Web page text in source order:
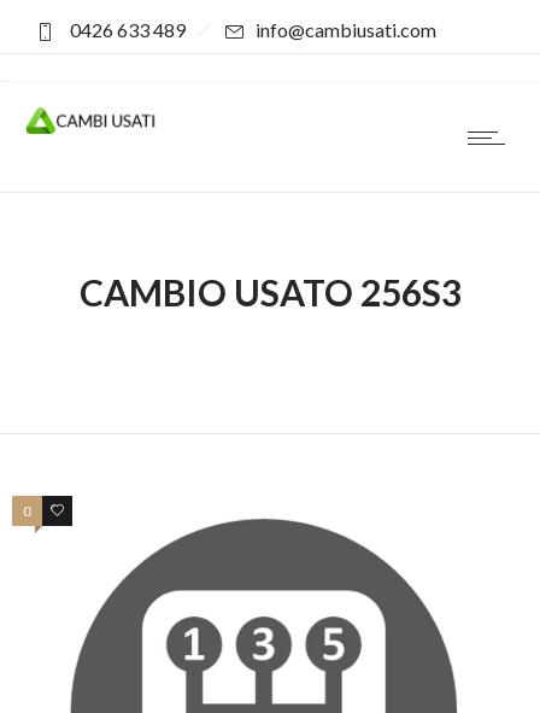
0426 633 489 info@cambiusati.com
CAMBIO USATO 256S3
0 0